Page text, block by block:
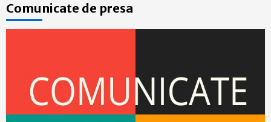
Comunicate de presa